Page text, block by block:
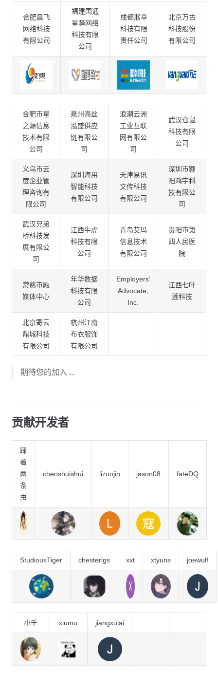
合肥晨飞
网络科技
有限公司
福建国通
星驿网络
科技有限
公司
成都淞幸
科技有限
责任公司
北京万古
科技股份
有限公司
合肥市星
之源信息
技术有限
公司
泉州海丝
泓盛供应
链有限公
司
浪潮云洲
工业互联
网有限公
司
武汉仓鼠
科技有限
公司
义乌市云
度企业管
理咨询有
限公司
深圳海用
智能科技
有限公司
天津易讯
文传科技
有限公司
深圳市翱
阳鸿宇科
技有限公
司
武汉兄弟
桥科技发
展有限公
司
江西牛虎
科技有限
公司
青岛艾玛
信息技术
有限公司
贵阳市第
四人民医
院
常熟市融
媒体中心
年华数据
科技有限
公司
Employers’
Advocate,
Inc.
江西七叶
莲科技
北京寄云
鼎城科技
有限公司
杭州江南
布衣服饰
有限公司
期待您的加入 ...
贡献开发者
踩
着
两
条
虫
chenshuishui lizuojin jason08 fateDQ
StudiousTiger chesterlgs xxt xtyuns joewulf
小千 xiumu jiangxulai